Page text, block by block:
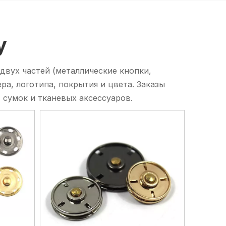
частей (металлические кнопки,
логотипа, покрытия и цвета. Заказы
и тканевых аксессуаров.